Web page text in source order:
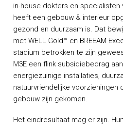
in-house dokters en specialisten
heeft een gebouw & interieur
gezond en duurzaam is. Dat
met WELL Gold™ en BREEAM
stadium betrokken te zijn
M3E een flink subsidiebedrag
energiezuinige installaties,
natuurvriendelijke voorzieningen
gebouw zijn gekomen.
Het eindresultaat mag er zijn.